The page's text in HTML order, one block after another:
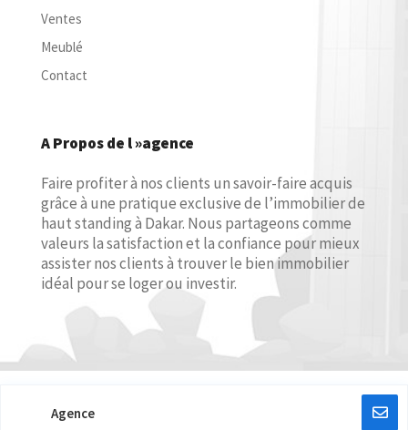
Ventes
Meublé
Contact
A Propos de l »agence
Faire profiter à nos clients un savoir-faire acquis
grâce à une pratique exclusive de l’immobilier de
haut standing à Dakar. Nous partageons comme
valeurs la satisfaction et la confiance pour mieux
assister nos clients à trouver le bien immobilier
idéal pour se loger ou investir.
Agence